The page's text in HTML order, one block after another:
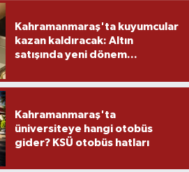
Kahramanmaraş'ta kuyumcular
kazan kaldıracak: Altın
satışında yeni dönem...
Kahramanmaraş'ta
üniversiteye hangi otobüs
gider? KSÜ otobüs hatları